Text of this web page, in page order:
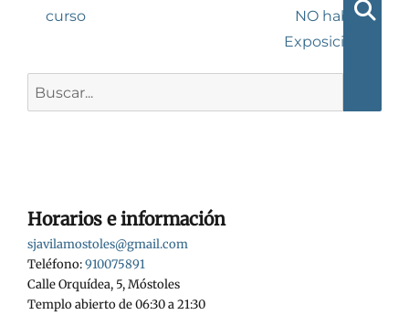
curso
NO habrá
Exposición
Horarios e información
sjavilamostoles@gmail.com
Teléfono:910075891
Calle Orquídea, 5, Móstoles
Templo abierto de 06:30 a 21:30